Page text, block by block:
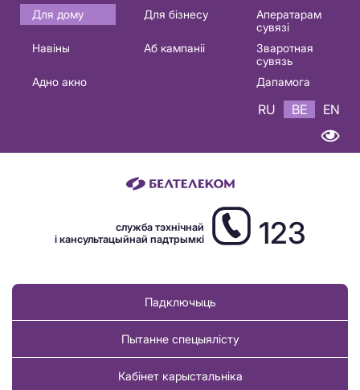
Основная
навигация
Для дому Для бізнесу
Аператарам
сувязі
Навіны
Аб кампаніі
Зваротная
сувязь
Адно акно
Дапамога
RU BE EN
служба тэхнічнай
і кансультацыйнай падтрымкі
123
Падключыць
Пытанне спецыялісту
Кабінет карыстальніка